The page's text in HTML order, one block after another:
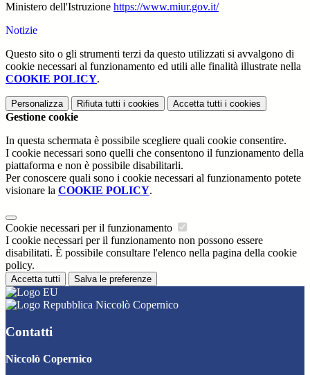
Ministero dell'Istruzione https://www.miur.gov.it/
Notizie
Questo sito o gli strumenti terzi da questo utilizzati si avvalgono di
cookie necessari al funzionamento ed utili alle finalità illustrate nella
COOKIE POLICY.
Personalizza Rifiuta tutti i cookies Accetta tutti i cookies
Gestione cookie
In questa schermata è possibile scegliere quali cookie consentire.
I cookie necessari sono quelli che consentono il funzionamento della
piattaforma e non è possibile disabilitarli.
Per conoscere quali sono i cookie necessari al funzionamento potete
visionare la COOKIE POLICY.
Cookie necessari per il funzionamento
I cookie necessari per il funzionamento non possono essere
disabilitati. È possibile consultare l'elenco nella pagina della cookie
policy.
Accetta tutti Salva le preferenze
Niccolò Copernico
Contatti
Niccolò Copernico